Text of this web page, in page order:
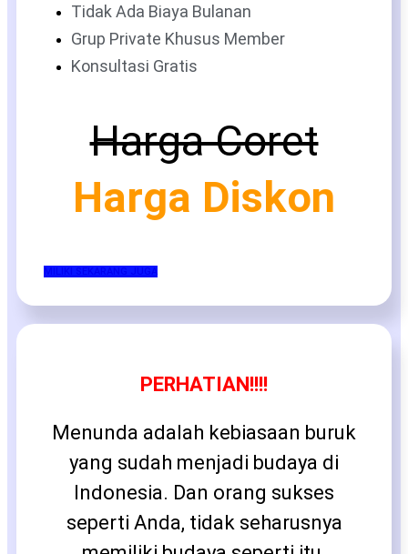
Tidak Ada Biaya Bulanan
Grup Private Khusus Member
Konsultasi Gratis
Harga Coret
Harga Diskon
PERHATIAN!!!!
Menunda adalah kebiasaan buruk
yang sudah menjadi budaya di
Indonesia. Dan orang sukses
seperti Anda, tidak seharusnya